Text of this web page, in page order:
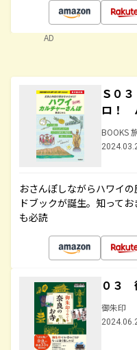
AD
Ｓ０
ロ！
BOOKS
おさんぽしながらハワイ
ドブックが誕生。知って
も必読
０３
御朱印